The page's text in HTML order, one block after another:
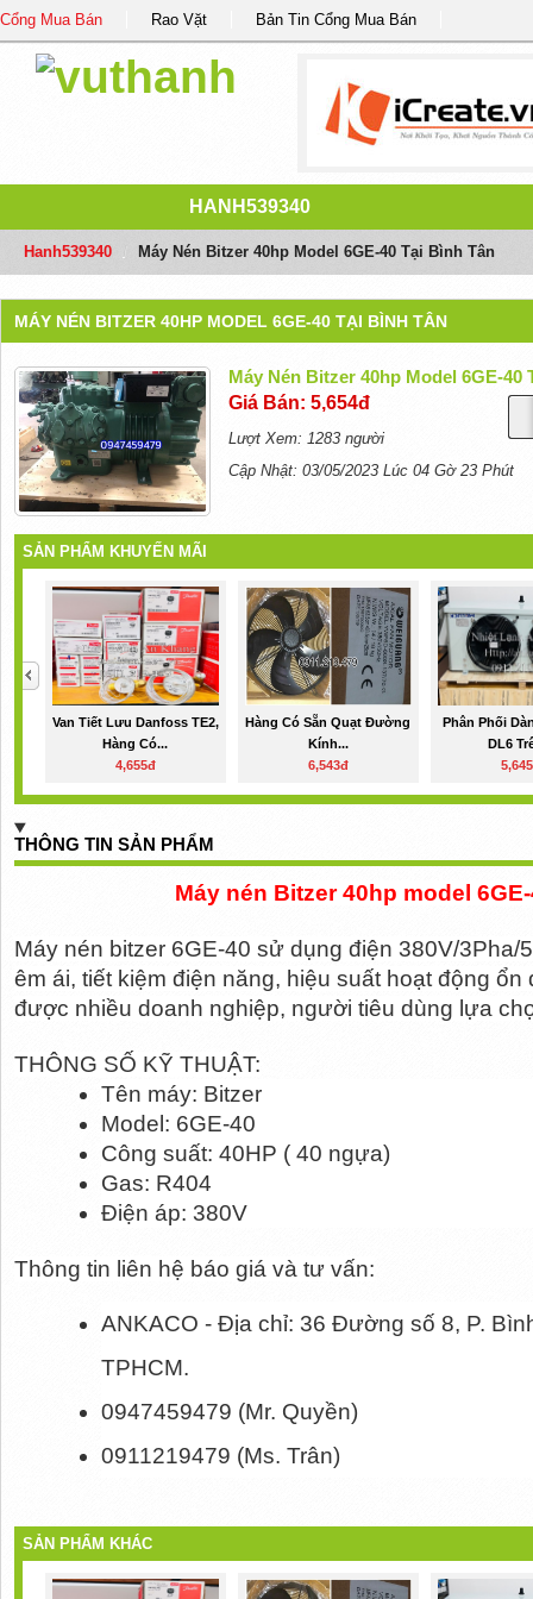
Cổng Mua Bán Rao Vặt Bản Tin Cổng Mua Bán
HANH539340
Hanh539340 Máy Nén Bitzer 40hp Model 6GE-40 Tại Bình Tân
MÁY NÉN BITZER 40HP MODEL 6GE-40 TẠI BÌNH TÂN
Máy Nén Bitzer 40hp Model 6GE-40
Giá Bán: 5,654đ
Lượt Xem: 1283 người
Cập Nhật: 03/05/2023 Lúc 04 Gờ 23 Phút
SẢN PHẨM KHUYẾN MÃI
Van Tiết Lưu Danfoss TE2,
Hàng Có...
4,655đ
Hàng Có Sẵn Quạt Đường
Kính...
6,543đ
Phân Phối
DL6
THÔNG TIN SẢN PHẨM
Máy nén Bitzer 40hp model
Máy nén bitzer 6GE-40 sử dụng điện 380V/3Pha/
êm ái, tiết kiệm điện năng, hiệu suất hoạt động
được nhiều doanh nghiệp, người tiêu dùng lựa
THÔNG SỐ KỸ THUẬT:
Tên máy: Bitzer
Model: 6GE-40
Công suất: 40HP ( 40 ngựa)
Gas: R404
Điện áp: 380V
Thông tin liên hệ báo giá và tư vấn:
ANKACO - Địa chỉ: 36 Đường số 8, P.
TPHCM.
0947459479 (Mr. Quyền)
0911219479 (Ms. Trân)
SẢN PHẨM KHÁC